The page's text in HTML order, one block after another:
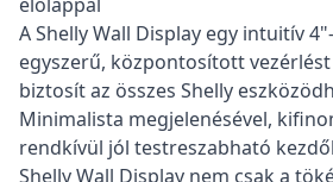
A Shelly Wall Display egy intuitív
egyszerű, központosított
biztosít az összes Shelly
Minimalista megjelenésével,
rendkívül jól testreszabható
Shelly Wall Display nem csak a